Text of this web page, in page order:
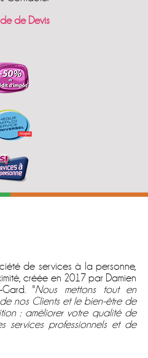
de Devis
de services à la personne,
créée en 2017 par Damien
Gard. ''Nous mettons tout en
nos Clients et le bien-être de
: améliorer votre qualité de
services professionnels et de